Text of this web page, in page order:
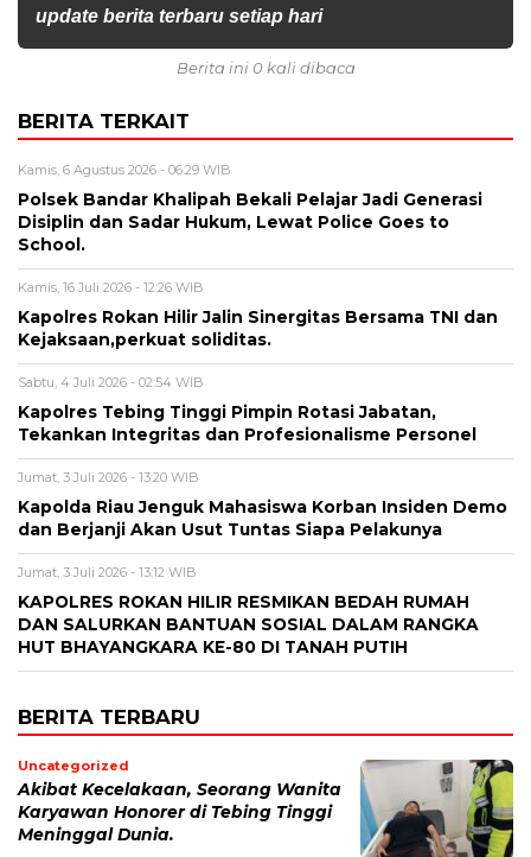
update berita terbaru setiap hari
Berita ini 0 kali dibaca
BERITA TERKAIT
Kamis, 6 Agustus 2026 - 06:29 WIB
Polsek Bandar Khalipah Bekali Pelajar Jadi Generasi
Disiplin dan Sadar Hukum, Lewat Police Goes to
School.
Kamis, 16 Juli 2026 - 12:26 WIB
Kapolres Rokan Hilir Jalin Sinergitas Bersama TNI dan
Kejaksaan,perkuat soliditas.
Sabtu, 4 Juli 2026 - 02:54 WIB
Kapolres Tebing Tinggi Pimpin Rotasi Jabatan,
Tekankan Integritas dan Profesionalisme Personel
Jumat, 3 Juli 2026 - 13:20 WIB
Kapolda Riau Jenguk Mahasiswa Korban Insiden Demo
dan Berjanji Akan Usut Tuntas Siapa Pelakunya
Jumat, 3 Juli 2026 - 13:12 WIB
KAPOLRES ROKAN HILIR RESMIKAN BEDAH RUMAH
DAN SALURKAN BANTUAN SOSIAL DALAM RANGKA
HUT BHAYANGKARA KE-80 DI TANAH PUTIH
BERITA TERBARU
Uncategorized
Akibat Kecelakaan, Seorang Wanita
Karyawan Honorer di Tebing Tinggi
Meninggal Dunia.